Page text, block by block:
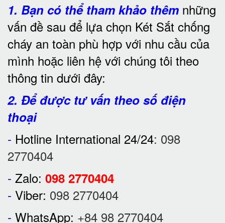
1. Bạn có thể tham khảo thêm những
vấn đề sau để lựa chọn Két Sắt chống
cháy an toàn phù hợp với nhu cầu của
mình hoặc liên hệ với chúng tôi theo
thông tin dưới đây:
2. Để được tư vấn theo số điện
thoại
- Hotline International 24/24: 098
2770404
- Zalo: 098 2770404
- Viber: 098 2770404
- WhatsApp: +84 98 2770404